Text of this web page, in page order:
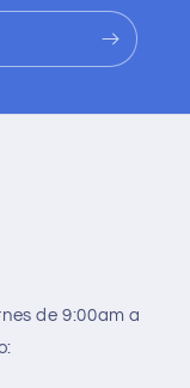
de 9:00am a